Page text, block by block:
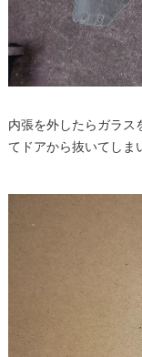
内張を外したらガラス
てドアから抜いてしま